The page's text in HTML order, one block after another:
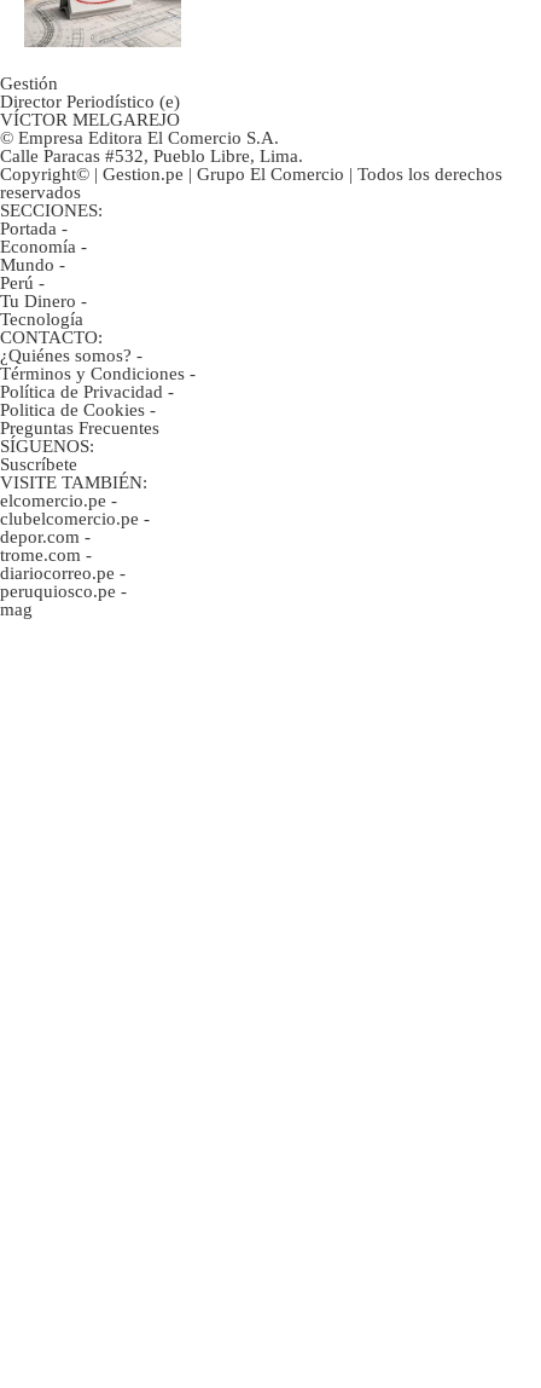
Gestión
Director Periodístico (e)
VÍCTOR MELGAREJO
© Empresa Editora El Comercio S.A.
Calle Paracas #532, Pueblo Libre, Lima.
Copyright© | Gestion.pe | Grupo El Comercio | Todos los derechos
reservados
SECCIONES:
Portada -
Economía -
Mundo -
Perú -
Tu Dinero -
Tecnología
CONTACTO:
¿Quiénes somos? -
Términos y Condiciones -
Política de Privacidad -
Politica de Cookies -
Preguntas Frecuentes
SÍGUENOS:
Suscríbete
VISITE TAMBIÉN:
elcomercio.pe -
clubelcomercio.pe -
depor.com -
trome.com -
diariocorreo.pe -
peruquiosco.pe -
mag